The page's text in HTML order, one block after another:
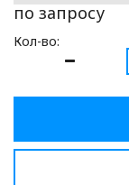
по запросу
Кол-во: